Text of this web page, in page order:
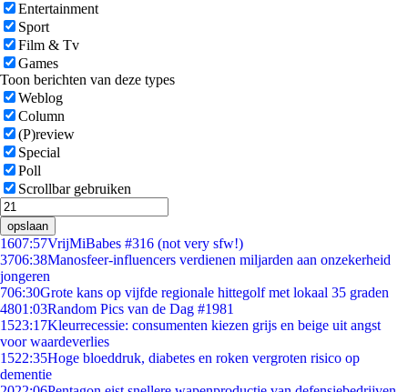
Entertainment
Sport
Film & Tv
Games
Toon berichten van deze types
Weblog
Column
(P)review
Special
Poll
Scrollbar gebruiken
opslaan
1607:57VrijMiBabes #316 (not very sfw!)
3706:38Manosfeer-influencers verdienen miljarden aan onzekerheid
jongeren
706:30Grote kans op vijfde regionale hittegolf met lokaal 35 graden
4801:03Random Pics van de Dag #1981
1523:17Kleurrecessie: consumenten kiezen grijs en beige uit angst
voor waardeverlies
1522:35Hoge bloeddruk, diabetes en roken vergroten risico op
dementie